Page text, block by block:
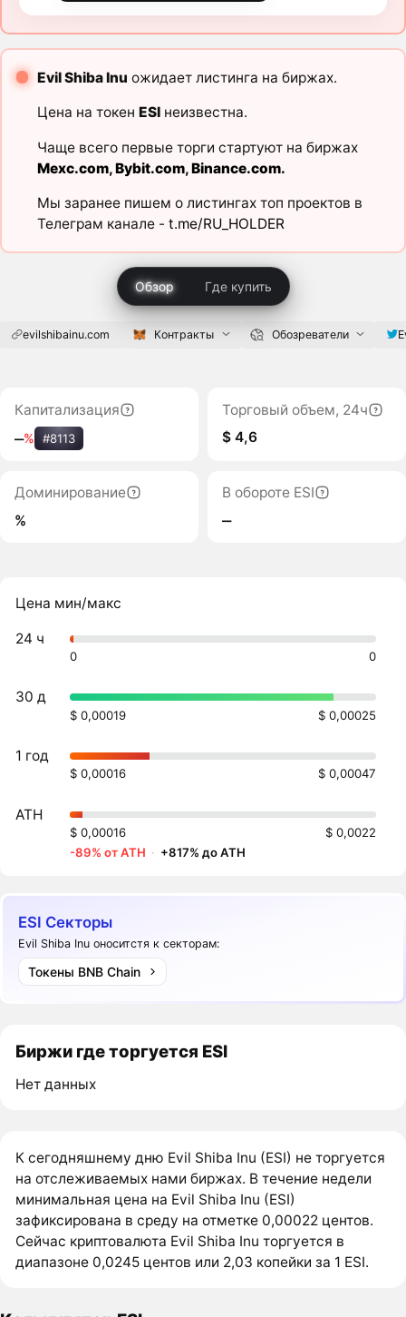
Evil Shiba Inu ожидает листинга на биржах.
Цена на токен ESIнеизвестна.
Чаще всего первые торги стартуют на биржах
Mexc.com,Bybit.com,Binance.com.
Мы заранее пишем о листингах топ проектов в
Телеграм канале - t.me/RU_HOLDER
Обзор Где купить
evilshibainu.com Контракты Обозреватели
Капитализация
‒% #8113
Торговый объем, 24ч
$ 4,6
Доминирование
%
В обороте ESI
‒
Цена мин/макс
24 ч
0 0
30 д
$ 0,00019 $ 0,00025
1 год
$ 0,00016 $ 0,00047
ATH
$ 0,00016
$ 0,0022
-89% от ATH · +817% до ATH
ESI Секторы
Evil Shiba Inu оноситстя к секторам:
Токены BNB Chain
Биржи где торгуется ESI
Нет данных
К сегодняшнему дню Evil Shiba Inu (ESI) не торгуется
на отслеживаемых нами биржах. В течение недели
минимальная цена на Evil Shiba Inu (ESI)
зафиксирована в среду на отметке 0,00022 центов.
Сейчас криптовалюта Evil Shiba Inu торгуется в
диапазоне 0,0245 центов или 2,03 копейки за 1 ESI.